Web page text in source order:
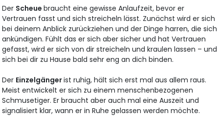
Der Scheuebraucht eine gewisse Anlaufzeit, bevor er
Vertrauen fasst und sich streicheln lässt. Zunächst wird er sich
bei deinem Anblick zurückziehen und der Dinge harren, die sich
ankündigen. Fühlt das er sich aber sicher und hat Vertrauen
gefasst, wird er sich von dir streicheln und kraulen lassen – und
sich bei dir zu Hause bald sehr eng an dich binden.
Der Einzelgängerist ruhig, hält sich erst mal aus allem raus.
Meist entwickelt er sich zu einem menschenbezogenen
Schmusetiger. Er braucht aber auch mal eine Auszeit und
signalisiert klar, wann er in Ruhe gelassen werden möchte.